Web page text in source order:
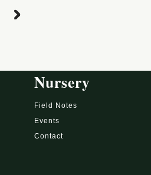
Nursery
Field Notes
Events
Contact